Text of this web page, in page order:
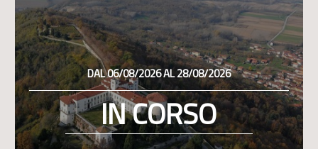
DAL 06/08/2026 AL 28/08/2026
IN CORSO